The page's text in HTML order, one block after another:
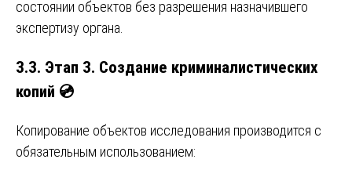
состоянии объектов без разрешения назначившего
экспертизу органа.
3.3. Этап 3. Создание криминалистических
копий 💿
Копирование объектов исследования производится с
обязательным использованием: